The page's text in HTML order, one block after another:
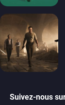
Suivez-nous